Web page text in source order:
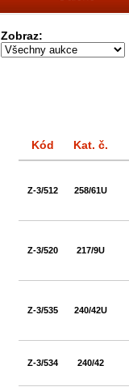
Zobraz:
Kód
Kat. č.
Z-3/512 258/61U
Z-3/520 217/9U
Z-3/535 240/42U
Z-3/534 240/42